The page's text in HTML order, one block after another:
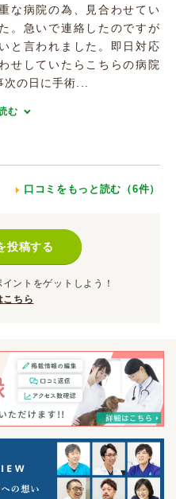
な病院の為、見合わせてい
。急いで連絡したのですが
と言われました。即日対応
せしていたらこちらの病院
の日に手術...
む
口コミをもっと読む（6件）
投稿する
イント をゲットしよう！
こちら